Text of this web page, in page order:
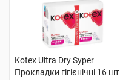
Kotex Ultra Dry Syper
Прокладки гігієнічні 16 шт